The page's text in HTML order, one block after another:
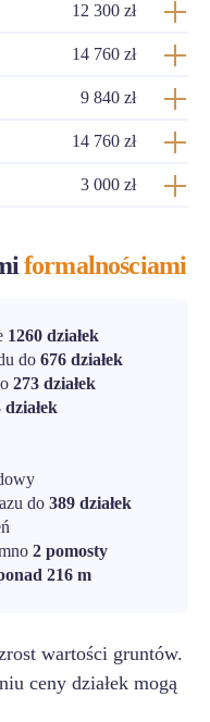
12 300 zł
14 760 zł
9 840 zł
14 760 zł
3 000 zł
formalnościami
1260 działek
do 676 działek
273 działek
działek
do 389 działek
2 pomosty
216 m
wartości gruntów.
ceny działek mogą